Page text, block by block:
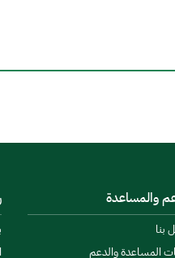
والمساعدة
بنا
المساعدة والدعم